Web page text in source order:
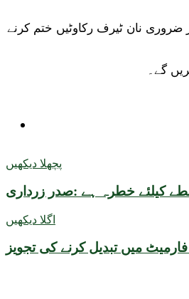
ساتھ آٹو سیکٹر پر غیر ضروری نان ٹیرف رکاوٹیں ختم کرنے
گے۔
پچھلا دیکھیں
کیلئے خطرہ ہے :صدر زرداری
اگلا دیکھیں